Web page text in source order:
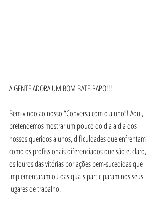
A GENTE ADORA UM BOM BATE-PAPO!!!
Bem-vindo ao nosso “Conversa com o aluno”! Aqui,
pretendemos mostrar um pouco do dia a dia dos
nossos queridos alunos, dificuldades que enfrentam
como os profissionais diferenciados que são e, claro,
os louros das vitórias por ações bem-sucedidas que
implementaram ou das quais participaram nos seus
lugares de trabalho.